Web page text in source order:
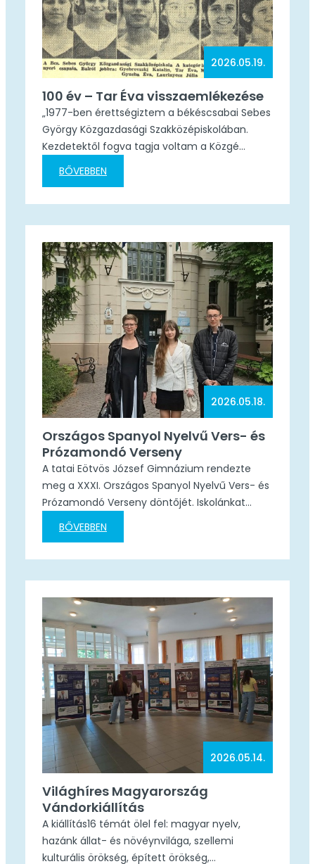
2026.05.19.
100 év – Tar Éva visszaemlékezése
„1977-ben érettségiztem a békéscsabai Sebes
György Közgazdasági Szakközépiskolában.
Kezdetektől fogva tagja voltam a Közgé
tornász csapatának. Lukács Józsefné és
Lukács József testnevelő tanárok/edzők kezei
edzéseken tornásztársaimmal minden nap a
tanítás után lelkesen vettünk részt. Nagyon
sok versenyen képviseltük…
BŐVEBBEN
2026.05.18.
Országos Spanyol Nyelvű Vers- és
Prózamondó Verseny
A tatai Eötvös József Gimnázium rendezte
meg a XXXI. Országos Spanyol Nyelvű Vers- és
Prózamondó Verseny döntőjét. Iskolánkat
három tanuló képviselte a versenyen. A
megmérettetés négy kategóriában zajlott
fantasztikus eredményeket értek el. Turcsányi
Erik a szabadon választott próza
kategóriában…
BŐVEBBEN
2026.05.14.
Világhíres Magyarország
Vándorkiállítás
A kiállítás16 témát ölel fel: magyar nyelv,
hazánk állat- és növéynvilága, szellemi
kulturális örökség, épített örökség,